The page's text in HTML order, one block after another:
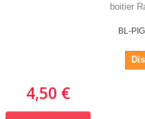
boitier
BL-
4,50 €